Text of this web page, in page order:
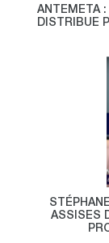
ANTEMETA
DISTRIBUE
ASSISES